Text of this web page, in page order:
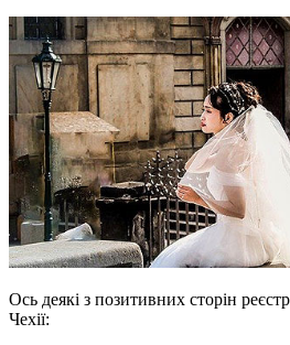
Ось деякі з позитивних сторін
Чехії: